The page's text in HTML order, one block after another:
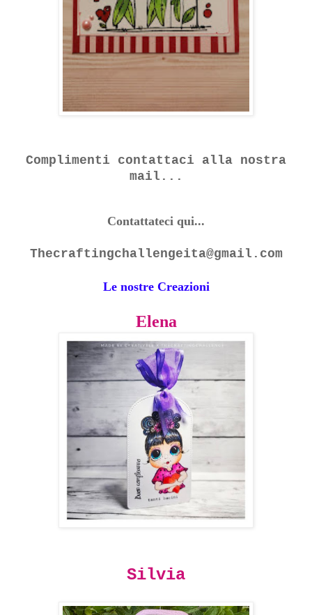
Complimenti contattaci alla nostra
mail...
Contattateci qui...
Thecraftingchallengeita@gmail.com
Le nostre Creazioni
Elena
Silvia